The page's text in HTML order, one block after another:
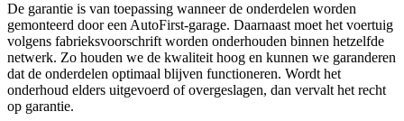
De garantie is van toepassing wanneer de onderdelen worden
gemonteerd door een AutoFirst‑garage. Daarnaast moet het voertuig
volgens fabrieksvoorschrift worden onderhouden binnen hetzelfde
netwerk. Zo houden we de kwaliteit hoog en kunnen we garanderen
dat de onderdelen optimaal blijven functioneren. Wordt het
onderhoud elders uitgevoerd of overgeslagen, dan vervalt het recht
op garantie.